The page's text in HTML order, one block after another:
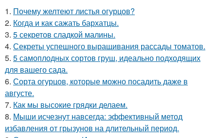
1. Почему желтеют листья огурцов?
2. Когда и как сажать бархатцы.
3. 5 секретов сладкой малины.
4. Секреты успешного выращивания рассады томатов.
5. 5 самоплодных сортов груш, идеально подходящих
для вашего сада.
6. Сорта огурцов, которые можно посадить даже в
августе.
7. Как мы высокие грядки делаем.
8. Мыши исчезнут навсегда: эффективный метод
избавления от грызунов на длительный период.